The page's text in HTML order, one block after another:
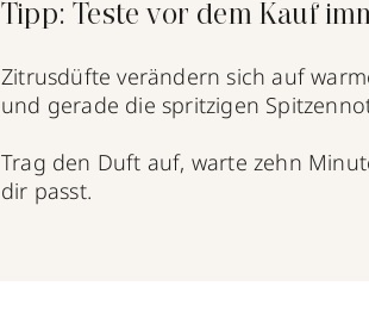
Tipp: Teste vor dem Kauf
Zitrusdüfte verändern sich auf
und gerade die spritzigen
Trag den Duft auf, warte zehn
dir passt.